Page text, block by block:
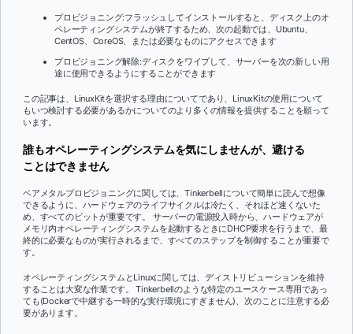
プロビジョニング:フラッシュしてインストールすると、ディスク上のオ
ペレーティングシステムが終了するため、次の起動では、Ubuntu、
CentOS、CoreOS、または必要なものにアクセスできます
プロビジョニング解除:ディスクをワイプして、サーバーを次の新しい用
途に使用できるようにすることができます
この記事は、LinuxKitを選択する理由についてであり、LinuxKitの使用について
もいつ検討する必要があるかについてのより多くの情報を提供することを願って
います。
誰もオペレーティングシステムを気にしませんが、避ける
ことはできません
ベアメタルプロビジョニングに関しては、Tinkerbellについて簡単に読んで想像
できるように、ハードウェアのライフサイクルは冷たく、それほど速くないた
め、すべてのビットが重要です。 サーバーの電源投入時から、ハードウェアが
メモリ内オペレーティングシステムを起動するときにDHCP要求を行うまで、最
終的に必要なものが実行されるまで、すべてのステップを制御することが重要で
す。
オペレーティングシステムとLinuxに関しては、ディストリビューションを維持
することは大変な作業です。 Tinkerbellのような特定のユースケース専用であっ
ても(Dockerで中継する一時的な実行環境にすぎません)、次のことに注意する必
要があります。